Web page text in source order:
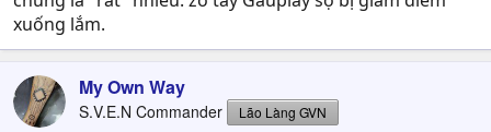
xuống lắm.
My Own Way
S.V.E.N Commander Lão Làng GVN